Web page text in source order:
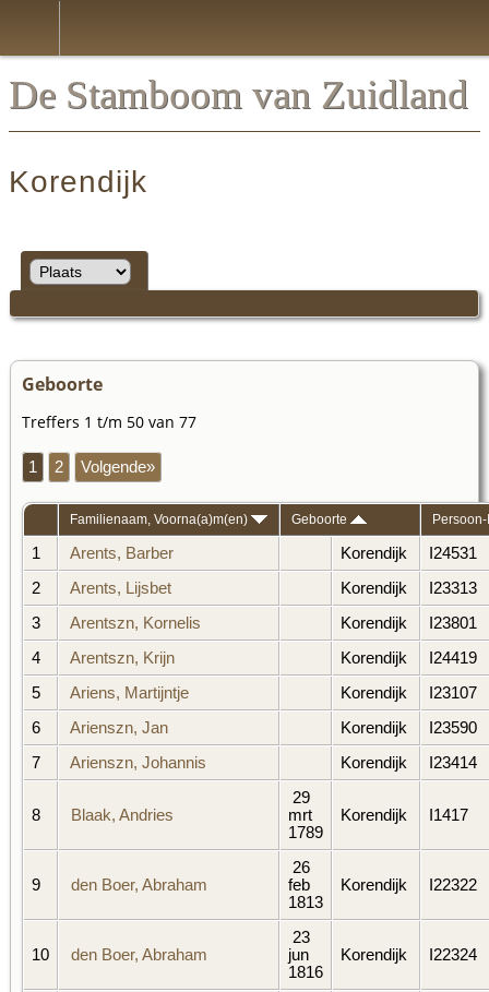
De Stamboom van Zuidland
Korendijk
Geboorte
Treffers 1 t/m 50 van 77
1 2 Volgende»
Familienaam, Voorna(a)m(en) Geboorte
1 Arents, Barber Korendijk
I24531
2
Arents, Lijsbet Korendijk
I23313
3
Arentszn, Kornelis Korendijk
I23801
4
Arentszn, Krijn Korendijk
I24419
5
Ariens, Martijntje Korendijk
I23107
6
Arienszn, Jan Korendijk
I23590
7
Arienszn, Johannis Korendijk I23414
8 Blaak, Andries
29
mrt
1789
Korendijk I1417
9 den Boer, Abraham
26
feb
1813
Korendijk I22322
10 den Boer, Abraham
23
jun
1816
Korendijk I22324